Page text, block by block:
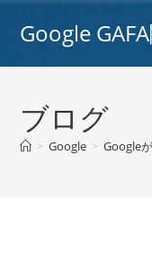
Google
ブログ
> Google > Google